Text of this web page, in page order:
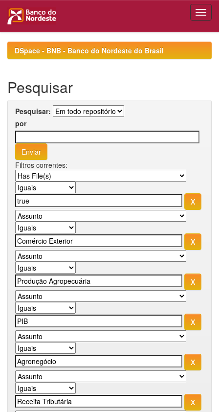
navigationDSpace - BNB - Banco do Nordeste do Brasil
Pesquisar
Pesquisar:
por
Filtros correntes: